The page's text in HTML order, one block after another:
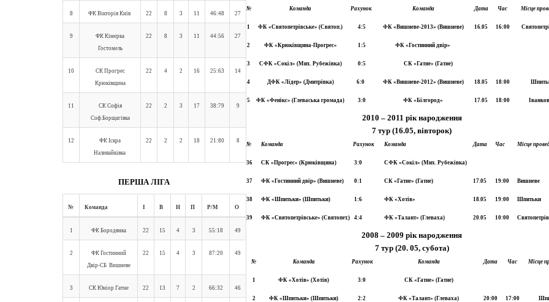
8 ФК Вікторія Київ 22 8 3 11 46:48 27
9
ФК Кімерка
Гостомель
22 8 3 11 44:56 27
10
СК Прогрес
Крюківщина
22 4 2 16 25:63 14
11
СК Софія
Соф.Борщагівка
22 2 3 17 38:79 9
12
ФК Іскра
Наливайківка
22 2 2 18 21:80 8
ПЕРША ЛІГА
№ Команда І В Н П Р/М О
1 ФК Бородянка 22 15 4 3 55:18 49
2
ФК Гостинний
Двір-СБ Вишневе
22 15 4 3 87:20 49
3 СК Юніор Гатне 22 13 7 2 66:32 46
№ Команда Рахунок Команда Дата Час Місце
1 ФК «Святопетрівське» (Святоп.) 4:5 ФК «Вишневе-2013» (Вишневе) 16.05 16:00
2 ФК «Крюківщина-Прогрес» 1:5 ФК «Гостинний двір»
3 СФК «Сокіл» (Мих. Рубежівка) 0:5 СК «Гатне» (Гатне)
4 ДФК «Лідер» (Дмитрівка) 6:0 ФК «Вишневе-2012» (Вишневе) 18.05 18:00
5 ФК «Фенікс» (Глеваська громада) 3:0 ФК «Білгород» 17.05 18:00
2010 – 2011 рік народження
7 тур (16.05, вівторок)
№ Команда Рахунок Команда Дата Час Місце
36 СК «Прогрес» (Крюківщина) 3:0 СФК «Сокіл» (Мих. Рубежівка)
37 ФК «Гостинний двір» (Вишневе) 0:1 СК «Гатне» (Гатне) 17.05 19:00 Вишневе
38 ФК «Шпитьки» (Шпитьки) 1:6 ФК «Хотів» 18.05 19:00 Шпитьки
39 ФК «Святопетрівське» (Святопет.) 4:4 ФК «Талант» (Глеваха) 20.05 10:00
2008 – 2009 рік народження
7 тур (20. 05, субота)
№ Команда Рахунок Команда Дата Час Місце
1 ФК «Хотів» (Хотів) 3:0 СК «Гатне» (Гатне)
2 ФК «Шпитьки» (Шпитьки) 2:2 ФК «Талант» (Глеваха) 20:00 17:00